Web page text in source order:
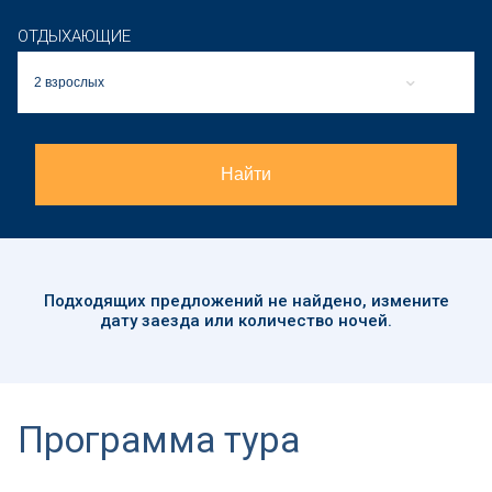
ОТДЫХАЮЩИЕ
2 взрослых
Найти
Подходящих предложений не найдено, измените
дату заезда или количество ночей.
Программа тура